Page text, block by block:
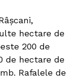
hectare de
200 de
de hectare de
Rafalele de